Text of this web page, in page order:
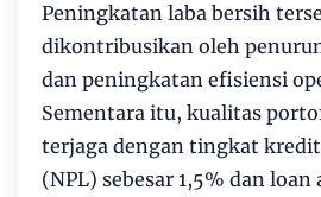
Peningkatan laba bersih
dikontribusikan oleh
dan peningkatan efisiensi
Sementara itu, kualitas
terjaga dengan tingkat
(NPL) sebesar 1,5% dan loan